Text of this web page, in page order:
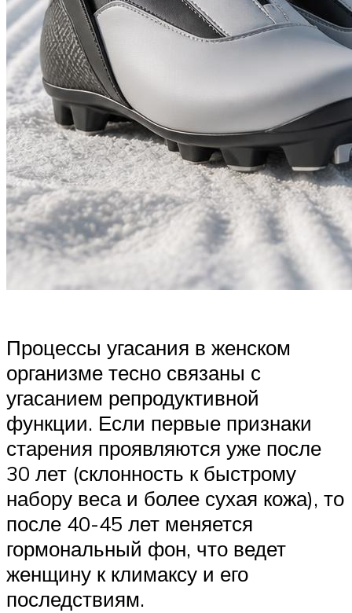
Процессы угасания в женском
организме тесно связаны с
угасанием репродуктивной
функции. Если первые признаки
старения проявляются уже после
30 лет (склонность к быстрому
набору веса и более сухая кожа), то
после 40-45 лет меняется
гормональный фон, что ведет
женщину к климаксу и его
последствиям.